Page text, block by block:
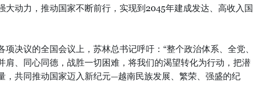
大动力，推动国家不断前行，实现到2045年建成发达、高收入国
项决议的全国会议上，苏林总书记呼吁：“整个政治体系、全党、
肩、同心同德，战胜一切困难，将我们的渴望转化为行动，把潜
，共同推动国家迈入新纪元—越南民族发展、繁荣、强盛的纪